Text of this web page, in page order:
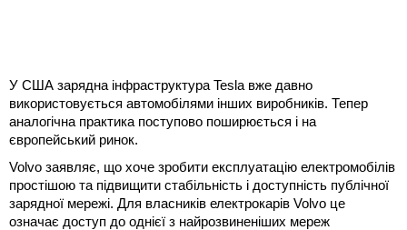
У США зарядна інфраструктура Tesla вже давно
використовується автомобілями інших виробників. Тепер
аналогічна практика поступово поширюється і на
європейський ринок.
Volvo заявляє, що хоче зробити експлуатацію електромобілів
простішою та підвищити стабільність і доступність публічної
зарядної мережі. Для власників електрокарів Volvo це
означає доступ до однієї з найрозвиненіших мереж